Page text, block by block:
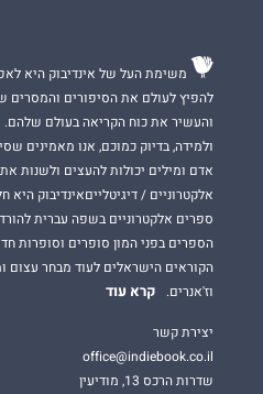
משימת העל של אינדיבוק היא
להפיץ לעולם את הסיפורים
והעשיר את כוח הקריאה בעולם שלהם.
ולמידה, בדיוק כמוכם, אנו מאמינים
אדם ומילים יכולות להעצים ולשנות
אלקטרוניים / דיגיטלייםאינדיבוק
ספרים אלקטרוניים בשפה עברית
הספרים בפני המון סופרים וסופרות
הקוראים הישראלים לעוד מבחר
וז'אנרים.
קרא עוד
יצירת קשר
office@indiebook.co.il
שדרות הרכס 13, מודיעין